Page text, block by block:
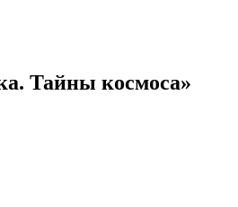
Тайны космоса»